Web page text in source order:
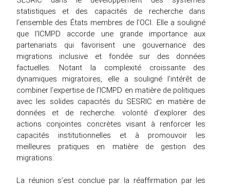
statistiques et des capacités de recherche dans
l’ensemble des États membres de l’OCI. Elle a souligné
que l’ICMPD accorde une grande importance aux
partenariats qui favorisent une gouvernance des
migrations inclusive et fondée sur des données
factuelles. Notant la complexité croissante des
dynamiques migratoires, elle a souligné l’intérêt de
combiner l’expertise de l’ICMPD en matière de politiques
avec les solides capacités du SESRIC en matière de
données et de recherche. volonté d’explorer des
actions conjointes concrètes visant à renforcer les
capacités institutionnelles et à promouvoir les
meilleures pratiques en matière de gestion des
migrations.
La réunion s’est conclue par la réaffirmation par les